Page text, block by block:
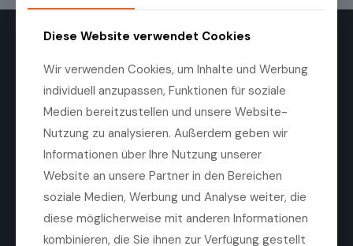
hochwertigen ophthalmologischen Produkten,
Technologien und Dienstleistungen. Ziel des
Unternehmens ist es, die Sehqualität von Patienten zu
verbessern, durch eine enge Zusammenarbeit mit
Herstellern, Kliniken und Augenärzten.
Tel. +41 44 747 40 00
Fax +41 44 747 40 05
Diese Website verwendet Cookies
Wir verwenden Cookies, um Inhalte und Werbung
individuell anzupassen, Funktionen für soziale
Medien bereitzustellen und unsere Website-
Nutzung zu analysieren. Außerdem geben wir
Informationen über Ihre Nutzung unserer
Website an unsere Partner in den Bereichen
soziale Medien, Werbung und Analyse weiter, die
diese möglicherweise mit anderen Informationen
kombinieren, die Sie ihnen zur Verfügung gestellt